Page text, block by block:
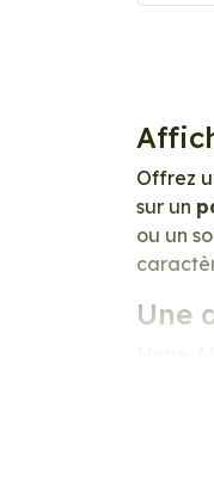
Offrez
sur un
ou un
Une
votre